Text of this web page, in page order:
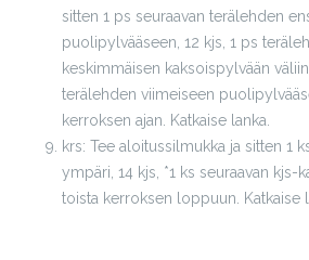
sitten 1 ps seuraavan terälehden
puolipylvääseen, 12 kjs, 1 ps
keskimmäisen kaksoispylvään
terälehden viimeiseen
kerroksen ajan. Katkaise lanka.
krs: Tee aloitussilmukka ja sitten 1
ympäri, 14 kjs, *1 ks seuraavan kjs-
toista kerroksen loppuun. Katkaise